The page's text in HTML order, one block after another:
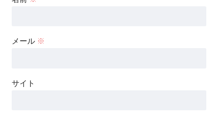
メール ※
サイト